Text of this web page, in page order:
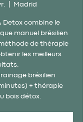
Madrid
Detox combine le
manuel brésilien
de thérapie
les meilleurs
brésilien
+ thérapie
bois détox.